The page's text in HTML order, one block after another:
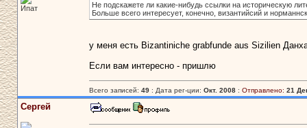
Ипат
Не подскажете ли какие-нибудь ссылки на историческую
Больше всего интересует, конечно, византийсий и
у меня есть Bizantiniche grabfunde aus Sizilien
Если вам интересно - пришлю
Всего записей: 49: Дата рег-ции: Окт. 2008: Отправлено: 21
Сергей